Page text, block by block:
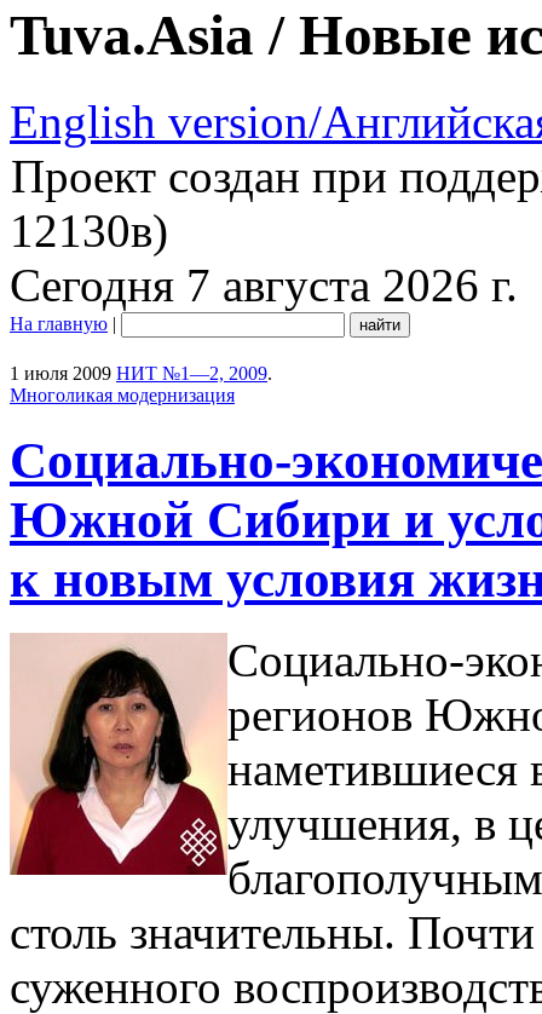
Tuva.Asia / Новые
English version/
Проект создан при
12130в)
Сегодня 7 августа 2026 г.
На главную |
1 июля 2009 НИТ №1—2, 2009.
Многоликая модернизация
Социально-
Южной Сибири и
к новым условия
Социально-
регионов
наметив­шиеся
улучшения, в
столь значительны.
суженного